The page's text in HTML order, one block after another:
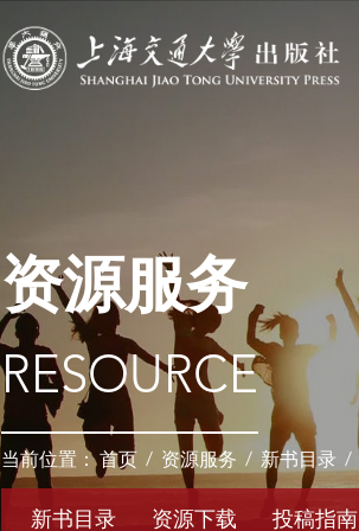
资源服务
RESOURCE
当前位置：首页 / 资源服务 / 新书目录 /
新书目录 资源下载 投稿指南